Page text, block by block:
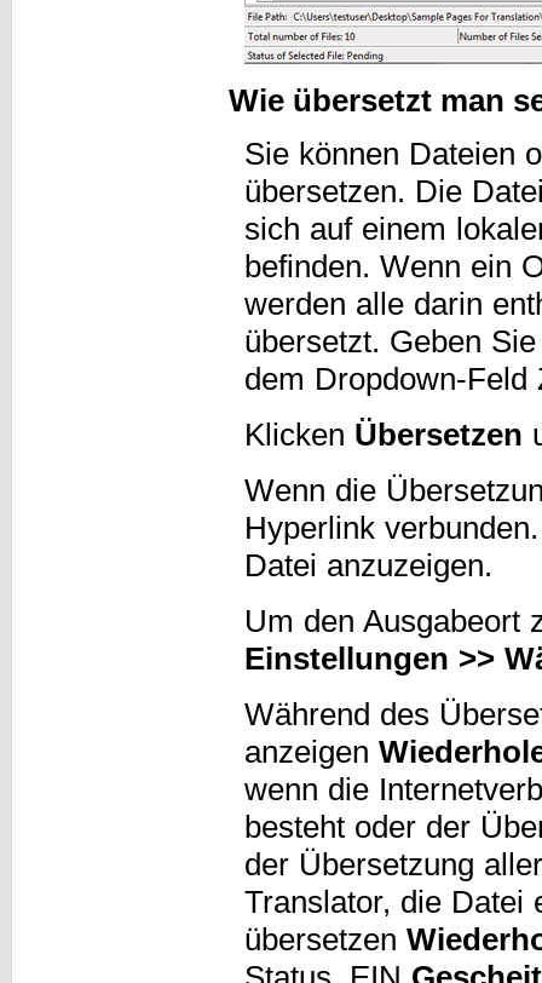
Wie übersetzt man
Sie können Dateien
übersetzen. Die
sich auf einem
befinden. Wenn ein
werden alle darin
übersetzt. Geben
dem Dropdown-
Klicken Übersetzen
Wenn die
Hyperlink
Datei anzuzeigen.
Um den Ausgabeort
Einstellungen >>
Während des
anzeigen
wenn die
besteht oder der
der Übersetzung
Translator, die Datei
übersetzen